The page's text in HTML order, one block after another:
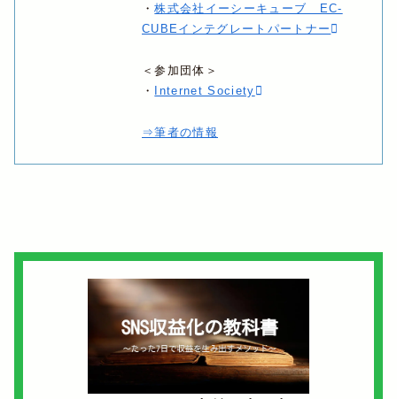
・株式会社イーシーキューブ EC-
CUBEインテグレートパートナー
＜参加団体＞
・
Internet Society
⇒筆者の情報